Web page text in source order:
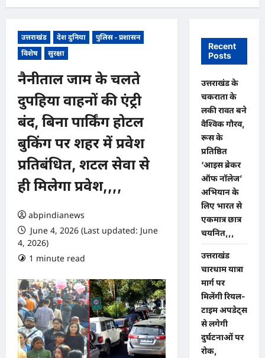
उत्तराखंड देश दुनिया
पुलिस - प्रशासन
विशेष
सुरक्षा
नैनीताल जाम के चलते
दुपहिया वाहनों की एंट्री
बंद, बिना पार्किंग होटल
बुकिंग पर शहर में प्रवेश
प्रतिबंधित, शटल सेवा से
ही मिलेगा प्रवेश,,,,
abpindianews
June 4, 2026 (Last updated: June
4, 2026)
1 minute read
Recent
Posts
उत्तराखंड के
चकराता के
लकी रावत बने
वैश्विक गौरव,
रूस के
प्रतिष्ठित
‘आइस ब्रेकर
ऑफ नॉलेज’
अभियान के
लिए भारत से
एकमात्र छात्र
चयनित,,,
उत्तराखंड
चारधाम यात्रा
मार्ग पर
मिलेंगी रियल-
टाइम अपडेट्स
से लगेगी
दुर्घटनाओं पर
रोक,